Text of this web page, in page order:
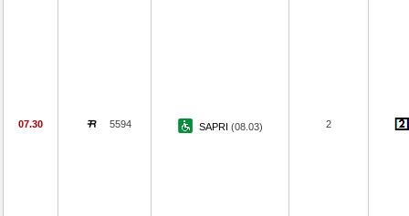
07.30 5594 SAPRI (08.03) 2